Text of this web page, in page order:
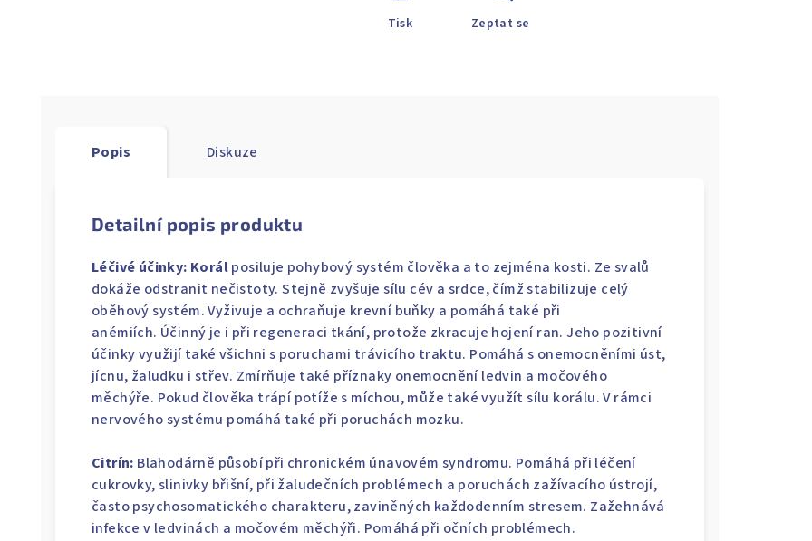
Tisk Zeptat se
Popis Diskuze
Detailní popis produktu
Léčivé účinky: Korálposiluje pohybový systém člověka a to zejména kosti. Ze svalů
dokáže odstranit nečistoty. Stejně zvyšuje sílu cév a srdce, čímž stabilizuje celý
oběhový systém. Vyživuje a ochraňuje krevní buňky a pomáhá také při
anémiích. Účinný je i při regeneraci tkání, protože zkracuje hojení ran. Jeho pozitivní
účinky využijí také všichni s poruchami trávicího traktu. Pomáhá s onemocněními úst,
jícnu, žaludku i střev. Zmírňuje také příznaky onemocnění ledvin a močového
měchýře. Pokud člověka trápí potíže s míchou, může také využít sílu korálu. V rámci
nervového systému pomáhá také při poruchách mozku.
Citrín: Blahodárně působí při chronickém únavovém syndromu. Pomáhá při léčení
cukrovky, slinivky břišní, při žaludečních problémech a poruchách zažívacího ústrojí,
často psychosomatického charakteru, zaviněných každodenním stresem. Zažehnává
infekce v ledvinách a močovém měchýři. Pomáhá při očních problémech.